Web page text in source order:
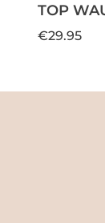
TOP
€29.95